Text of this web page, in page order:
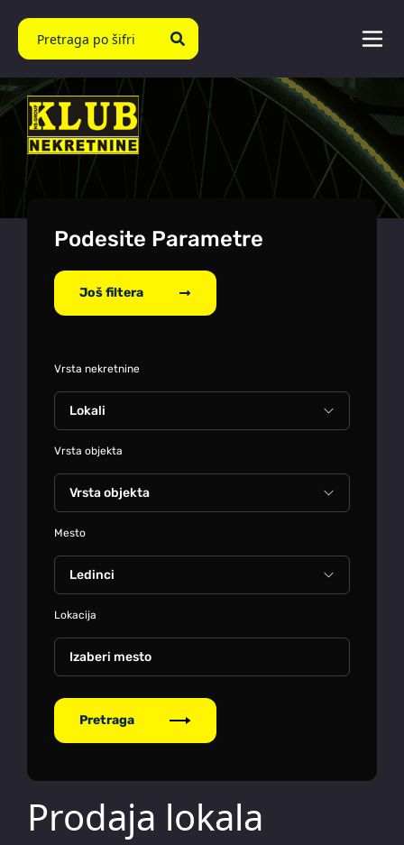
Podesite Parametre
Još filtera
Vrsta nekretnine
Vrsta objekta
Mesto
Lokacija
Izaberi mesto
Pretraga
Prodaja lokala